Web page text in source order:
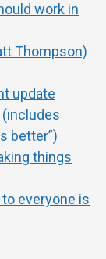
work in
Thompson)
update
(includes
better”)
things
everyone is